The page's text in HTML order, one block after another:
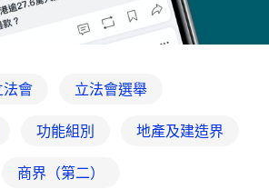
法會 立法會選舉
功能組別 地產及建造界
商界（第二）